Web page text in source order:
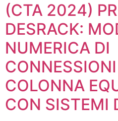
(CTA 2024)
DESRACK:
NUMERICA DI
COLONNA
CON SISTEMI